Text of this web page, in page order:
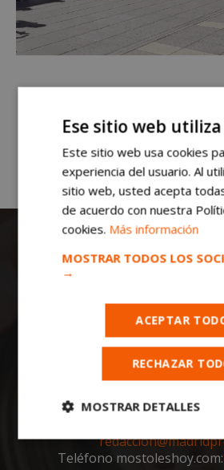
Todas las noticias de
mostoleshoy.com. Mantente
toda la actualidad, noticias,
Teléfono mostoleshoy.com:
Ese sitio web
Este sitio web usa cookies
experiencia del usuario. Al
sitio web, usted acepta
de acuerdo con nuestra
cookies. Más información
MOSTRAR TODOS LOS
→
ACEPTAR
RECHAZAR
MOSTRAR DETALLES
Cookies
estrictamente
necesarias